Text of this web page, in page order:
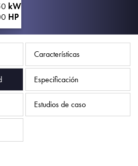
kW
HP
Características
Especificación
Estudios de caso
Noticias
Empleo
Acerca de
Contacto